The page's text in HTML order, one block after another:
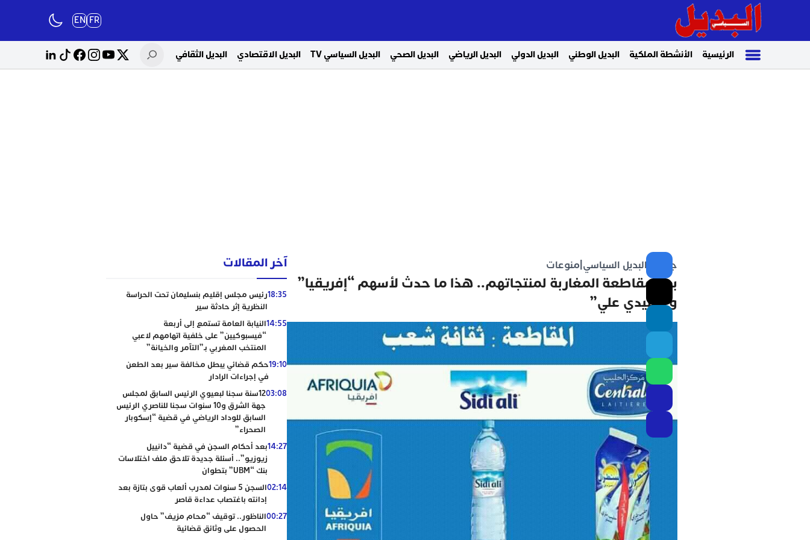
FR
EN
الرئيسية الأنشطة الملكية البديل الوطني البديل الدولي البديل الرياضي البديل الصحي البديل السياسي TV البديل الاقتصادي البديل الثقافي
جريدة البديل السياسي منوعات
بعد مقاطعة المغاربة لمنتجاتهم.. هذا ما حدث لأسهم “إفريقيا”
و “سيدي علي”
آخر المقالات
18:35رئيس مجلس إقليم بنسليمان تحت الحراسة
النظرية إثر حادثة سير
14:55النيابة العامة تستمع إلى أربعة
“فيسبوكيين” على خلفية اتهامهم لاعبي
المنتخب المغربي بـ”التآمر والخيانة”
19:10حكم قضائي يبطل مخالفة سير بعد الطعن
في إجراءات الرادار
03:08
12سنة سجنا لبعيوي الرئيس السابق لمجلس
جهة الشرق و10 سنوات سجنا للناصري الرئيس
السابق للوداد الرياضي في قضية “إسكوبار
الصحراء”
14:27بعد أحكام السجن في قضية “دانييل
زيوزيو”.. أسئلة جديدة تلاحق ملف اختلاسات
بنك “UBM” بتطوان
02:14
السجن 5 سنوات لمدرب ألعاب قوى بتازة بعد
إدانته باغتصاب عداءة قاصر
00:27الناظور.. توقيف “محام مزيف” حاول
الحصول على وثائق قضائية